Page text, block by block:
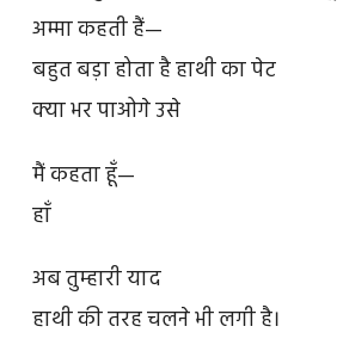
अम्मा कहती हैं—
बहुत बड़ा होता है हाथी का पेट
क्या भर पाओगे उसे
मैं कहता हूँ—
हाँ
अब तुम्हारी याद
हाथी की तरह चलने भी लगी है।